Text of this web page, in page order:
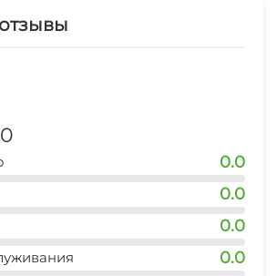
здоровья, а также здоровью
людей.
0.0
0.0
0.0
0.0